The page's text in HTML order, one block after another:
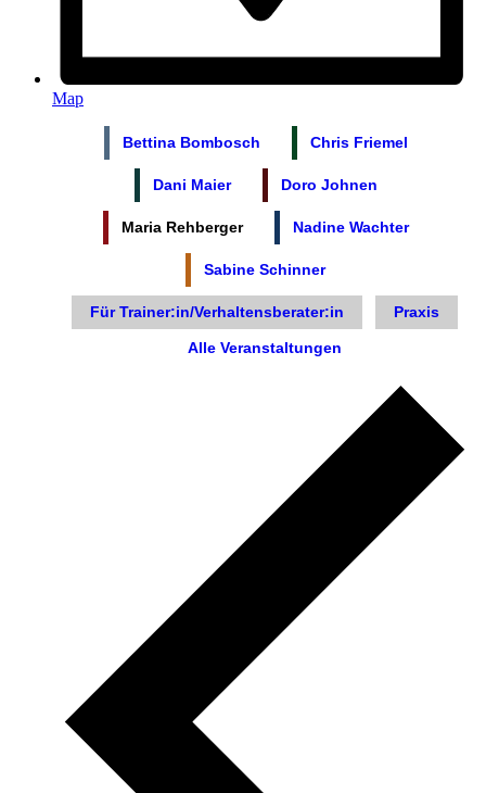
Map
Bettina Bombosch Chris Friemel
Dani Maier Doro Johnen
Maria Rehberger Nadine Wachter
Sabine Schinner
Für Trainer:in/Verhaltensberater:in Praxis
Alle Veranstaltungen